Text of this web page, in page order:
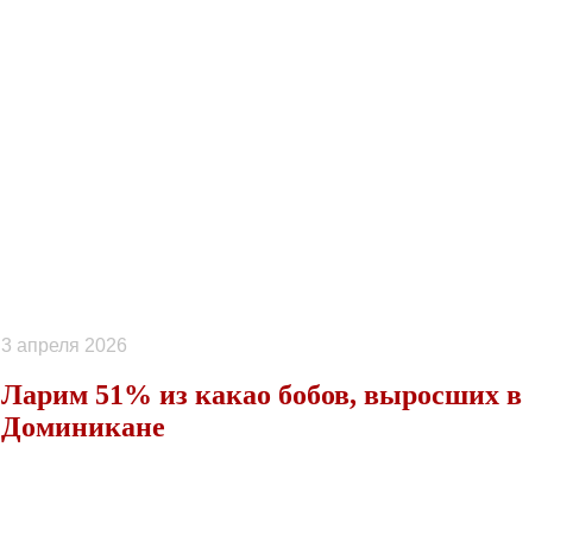
3 апреля 2026
Ларим 51% из какао бобов, выросших в
Доминикане